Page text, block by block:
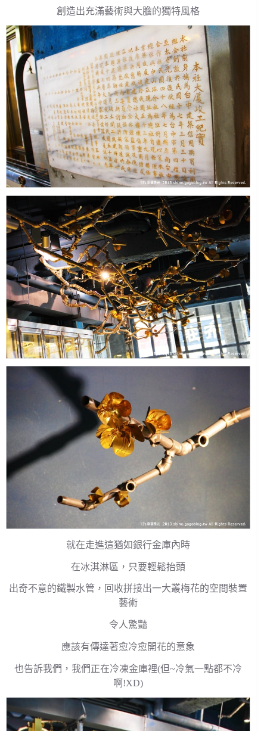
創造出充滿藝術與大膽的獨特風格
就在走進這猶如銀行金庫內時
在冰淇淋區，只要輕鬆抬頭
出奇不意的鐵製水管，回收拼接出一大叢梅花的空間裝置
藝術
令人驚豔
應該有傳達著愈冷愈開花的意象
也告訴我們，我們正在冷凍金庫裡(但~冷氣一點都不冷
啊!XD)